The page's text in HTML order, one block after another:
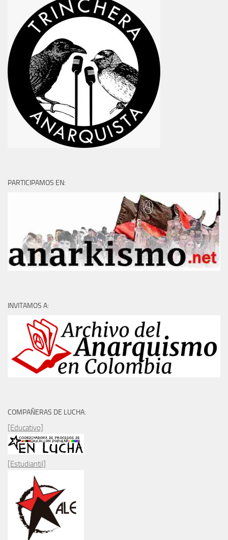
PARTICIPAMOS EN:
INVITAMOS A:
COMPAÑERAS DE LUCHA:
[Educativo]
[Estudiantil]